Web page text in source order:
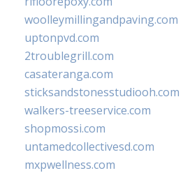
woolleymillingandpaving.com
uptonpvd.com
2troublegrill.com
casateranga.com
sticksandstonesstudiooh.com
walkers-treeservice.com
shopmossi.com
untamedcollectivesd.com
mxpwellness.com